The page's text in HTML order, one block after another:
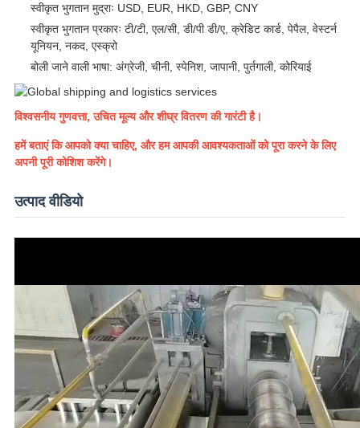
स्वीकृत भुगतान मुद्राः USD, EUR, HKD, GBP, CNY
स्वीकृत भुगतान प्रकारः टी/टी, एल/सी, डी/पी डी/ए, क्रेडिट कार्ड, पेपैल, वेस्टर्न
यूनियन, नकद, एस्क्रो
बोली जाने वाली भाषा: अंग्रेजी, चीनी, स्पेनिश, जापानी, पुर्तगाली, कोरियाई
विश्वसनीय गुणवत्ता, उचित मूल्य और शीघ्र वितरण की गारंटी है।
हमें बताएं कि आपको क्या चाहिए, और हम आपकी आवश्यकताओं को पूरा करने के लिए
अपनी पूरी कोशिश करेंगे।
उत्पाद वीडियो